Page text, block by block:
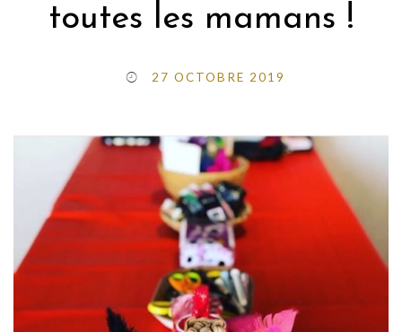
toutes les mamans !
27 OCTOBRE 2019